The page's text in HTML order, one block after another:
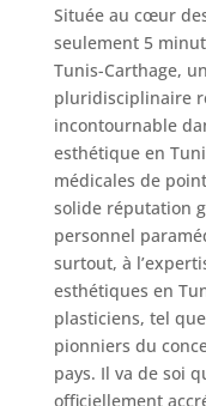
Située au cœur
seulement 5
Tunis-Carthage,
pluridisciplinaire
incontournable
esthétique en
médicales de
solide réputation
personnel
surtout, à
esthétiques en
plasticiens, tel
pionniers du
pays. Il va de soi
officiellement